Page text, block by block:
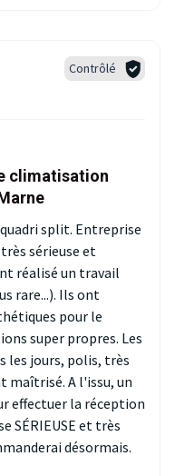
Contrôlé
climatisation
split. Entreprise
sérieuse et
réalisé un travail
rare...). Ils ont
pour le
super propres. Les
les jours, polis, très
maîtrisé. A l'issu, un
effectuer la réception
SÉRIEUSE et très
désormais.